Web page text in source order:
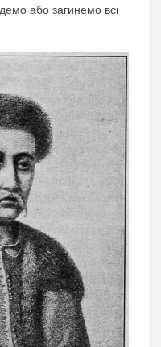
або загинемо всі